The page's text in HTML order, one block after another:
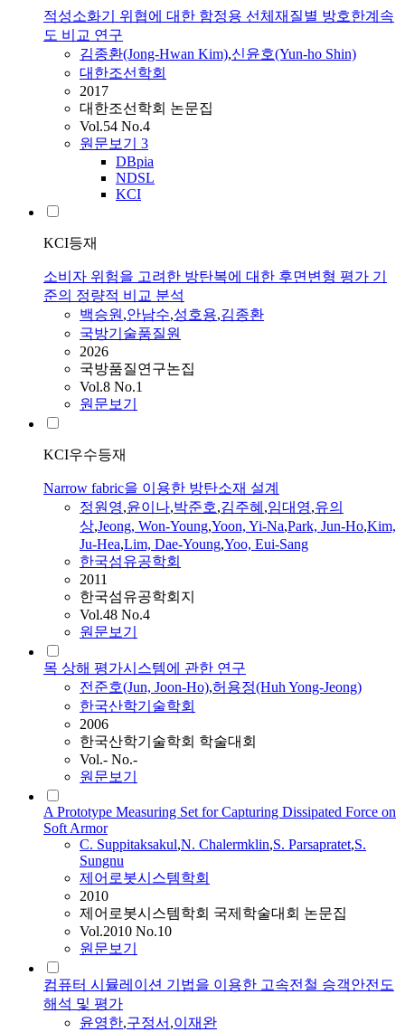
적성소화기 위협에 대한 함정용 선체재질별 방호한계속
도 비교 연구
김종환(Jong-Hwan Kim),신윤호(Yun-ho Shin)
대한조선학회
2017
대한조선학회 논문집
Vol.54 No.4
원문보기 3
DBpia
NDSL
KCI
KCI등재
소비자 위험을 고려한 방탄복에 대한 후면변형 평가 기
준의 정량적 비교 분석
백승원,안남수,성호용,김종환
국방기술품질원
2026
국방품질연구논집
Vol.8 No.1
원문보기
KCI우수등재
Narrow fabric을 이용한 방탄소재 설계
정원영,윤이나,박준호,김주혜 ,임대영,유의
상,Jeong, Won-Young,Yoon, Yi-Na,Park, Jun-Ho,Kim,
Ju-Hea,Lim, Dae-Young,Yoo, Eui-Sang
한국섬유공학회
2011
한국섬유공학회지
Vol.48 No.4
원문보기
목 상해 평가시스템에 관한 연구
전준호(Jun, Joon-Ho),허용정(Huh Yong-Jeong)
한국산학기술학회
2006
한국산학기술학회 학술대회
Vol.- No.-
원문보기
A Prototype Measuring Set for Capturing Dissipated Force on
Soft Armor
C. Suppitaksakul,N. Chalermklin,S. Parsapratet,S.
Sungnu
제어로봇시스템학회
2010
제어로봇시스템학회 국제학술대회 논문집
Vol.2010 No.10
원문보기
컴퓨터 시뮬레이션 기법을 이용한 고속전철 승객안전도
해석 및 평가
윤영한,구정서 ,이재완